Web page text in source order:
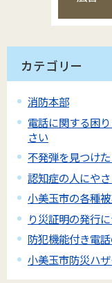
カテゴリー
消防本部
電話に関する困
さい
不発弾を見つけ
認知症の人にや
小美玉市の各種
り災証明の発行
防犯機能付き電
小美玉市防災ハ